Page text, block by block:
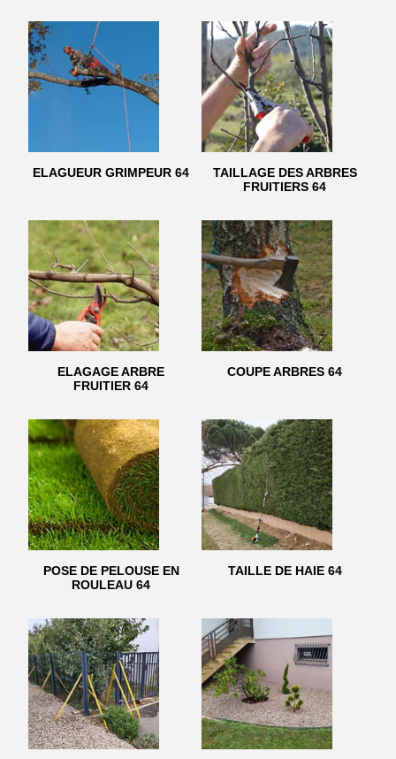
ELAGUEUR GRIMPEUR 64
TAILLAGE DES ARBRES
FRUITIERS 64
ELAGAGE ARBRE
FRUITIER 64
COUPE ARBRES 64
POSE DE PELOUSE EN
ROULEAU 64
TAILLE DE HAIE 64